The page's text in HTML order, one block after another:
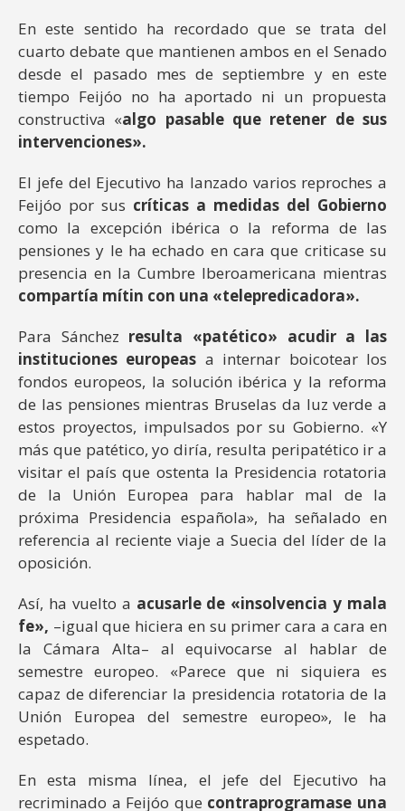
En este sentido ha recordado que se trata del
cuarto debate que mantienen ambos en el Senado
desde el pasado mes de septiembre y en este
tiempo Feijóo no ha aportado ni un propuesta
constructiva «algo pasable que retener de sus
intervenciones».
El jefe del Ejecutivo ha lanzado varios reproches a
Feijóo por sus críticas a medidas del Gobierno
como la excepción ibérica o la reforma de las
pensiones y le ha echado en cara que criticase su
presencia en la Cumbre Iberoamericana mientras
compartía mítin con una «telepredicadora».
Para Sánchez resulta «patético» acudir a las
instituciones europeas a internar boicotear los
fondos europeos, la solución ibérica y la reforma
de las pensiones mientras Bruselas da luz verde a
estos proyectos, impulsados por su Gobierno. «Y
más que patético, yo diría, resulta peripatético ir a
visitar el país que ostenta la Presidencia rotatoria
de la Unión Europea para hablar mal de la
próxima Presidencia española», ha señalado en
referencia al reciente viaje a Suecia del líder de la
oposición.
Así, ha vuelto a acusarle de «insolvencia y mala
fe», –igual que hiciera en su primer cara a cara en
la Cámara Alta– al equivocarse al hablar de
semestre europeo. «Parece que ni siquiera es
capaz de diferenciar la presidencia rotatoria de la
Unión Europea del semestre europeo», le ha
espetado.
En esta misma línea, el jefe del Ejecutivo ha
recriminado a Feijóo que contraprogramase una